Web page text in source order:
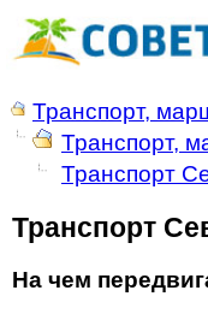
Транспорт,
Транспорт,
Транспорт
Транспорт
На чем